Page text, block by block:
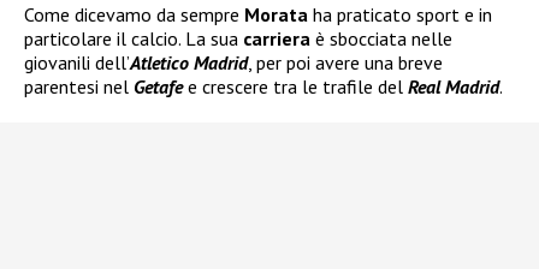
Come dicevamo da sempre Morata ha praticato sport e in
particolare il calcio. La sua carriera è sbocciata nelle
giovanili dell’Atletico Madrid, per poi avere una breve
parentesi nel Getafee crescere tra le trafile del Real Madrid.